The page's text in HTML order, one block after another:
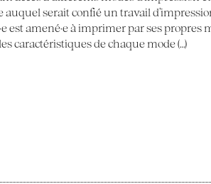
auquel serait confié un travail
est amené·e à imprimer par ses propres
caractéristiques de chaque mode (…)